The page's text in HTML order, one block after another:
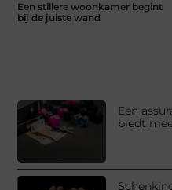
Een stillere woonkamer begint
bij de juiste wand
Een
biedt